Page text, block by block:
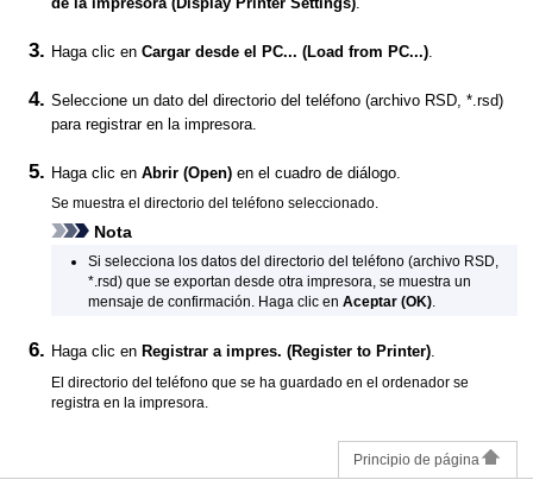
Haga clic enCargar desde el PC... (Load from PC...).
Seleccione un dato del directorio del teléfono (archivo RSD, *.rsd)
para registrar en laimpresora
Haga clic enAbrir (Open) en el cuadro de diálogo.
Se muestra el directorio del teléfono seleccionado.
Nota
Si selecciona los datos del directorio del teléfono (archivo RSD,
*.rsd) que se exportan desde otra impresora , se muestra un
mensaje de confirmación.
Haga clic en Aceptar (OK).
Haga clic en Registrar a impres. (Register to Printer).
El directorio del teléfono que se ha guardado en el ordenador se
registra en laimpresora
Principio de página